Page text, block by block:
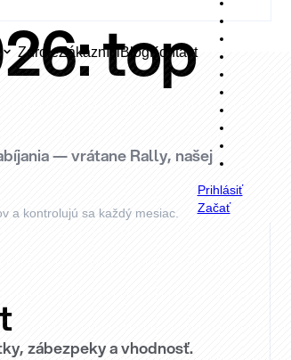
ZdrojeZákazníciBlogKontakt
Prihlásiť
Začať
top
— vrátane Rally, našej
a kontrolujú sa každý mesiac.
zábezpeky a vhodnosť.